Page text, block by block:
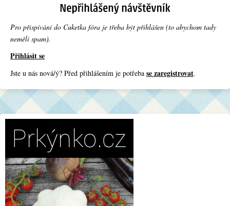
Pro přispívání do Cuketka fóra je třeba být přihlášen (to abychom tady
neměli spam).
Přihlásit se
Jste u nás nová/ý? Před přihlášením je potřeba se zaregistrovat.